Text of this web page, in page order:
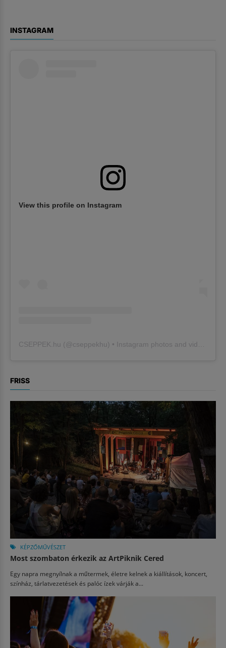
INSTAGRAM
View this profile on Instagram
CSEPPEK.hu (@cseppekhu ) • Instagram photos and videos
FRISS
KÉPZŐMŰVÉSZET
Most szombaton érkezik az ArtPiknik Cered
Egy napra megnyílnak a műtermek, életre kelnek a kiállítások, koncert,
színház, tárlatvezetések és palóc ízek várják a...